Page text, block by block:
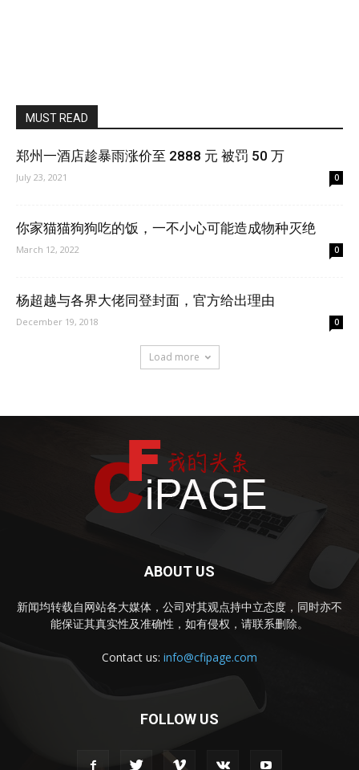
MUST READ
郑州一酒店趁暴雨涨价至 2888 元 被罚 50 万
July 23, 2021 0
你家猫猫狗狗吃的饭，一不小心可能造成物种灭绝
March 12, 2022 0
杨超越与各界大佬同登封面，官方给出理由
December 19, 2018 0
Load more
ABOUT US
新闻均转载自网站各大媒体，公司对其观点持中立态度，同时亦不
能保证其真实性及准确性，如有侵权，请联系删除。
Contact us: info@cfipage.com
FOLLOW US